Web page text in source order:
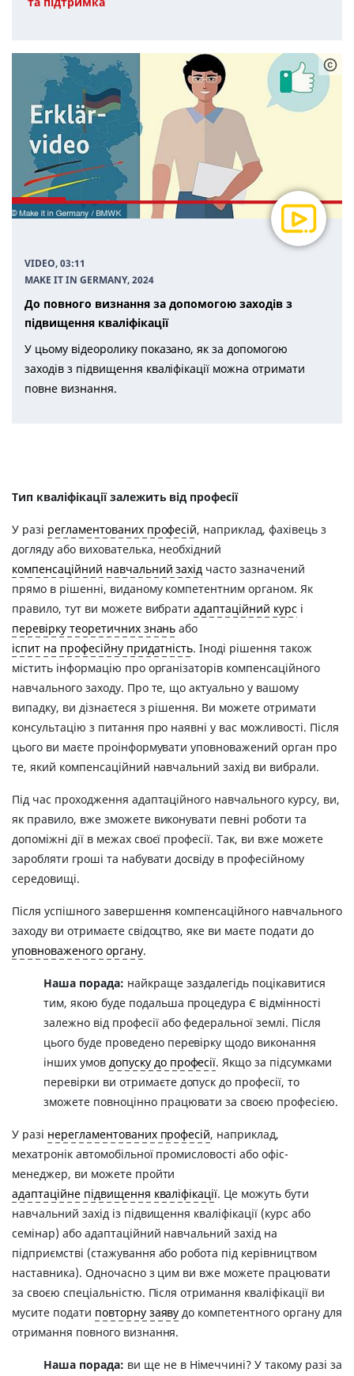
VIDEO, 03:11
MAKE IT IN GERMANY, 2024
До повного визнання за допомогою заходів з
підвищення кваліфікації
У цьому відеоролику показано, як за допомогою
заходів з підвищення кваліфікації можна отримати
повне визнання.
Тип кваліфікації залежить від професії
У разi регламентованих професій, наприклад, фахівець з
догляду або вихователька, необхідний
компенсаційний навчальний захід часто зазначений
прямо в рішенні, виданому компетентним органом. Як
правило, тут ви можете вибратиадаптаційний курс і
перевірку теоретичних знань або
іспит на професійну придатність. Іноді рішення також
містить інформацію про організаторів компенсаційного
навчального заходу. Про те, що актуально у вашому
випадку, ви дізнаєтеся з рішення. Ви можете отримати
консультацію з питання про наявні у вас можливості. Після
цього ви маєте проінформувати уповноважений орган про
те, який компенсаційний навчальний захід ви вибрали.
Під час проходження адаптаційного навчального курсу, ви,
як правило, вже зможете виконувати певні роботи та
допоміжні дії в межах своєї професії. Так, ви вже можете
заробляти гроші та набувати досвіду в професійному
середовищі.
Після успішного завершення компенсаційного навчального
заходу ви отримаєте свідоцтво, яке ви маєте подати до
уповноваженого органу.
Наша порада: найкраще заздалегідь поцікавитися
тим, якою буде подальша процедура Є відмінності
залежно від професії або федеральної землі. Після
цього буде проведено перевірку щодо виконання
інших умов допуску до професії. Якщо за підсумками
перевірки ви отримаєте допуск до професії, то
зможете повноцінно працювати за своєю професією.
У разі нерегламентованих професій, наприклад,
мехатронік автомобільної промисловості або офіс-
менеджер, ви можете пройти
адаптаційне підвищення кваліфікації. Це можуть бути
навчальний захід із підвищення кваліфікації (курс або
семінар) або адаптаційний навчальний захід на
підприємстві (стажування або робота під керівництвом
наставника). Одночасно з цим ви вже можете працювати
за своєю спеціальністю. Після отримання кваліфікації ви
мусите подати повторну заяву до компетентного органу для
отримання повного визнання.
Наша порада: ви ще не в Німеччині? У такому разі за